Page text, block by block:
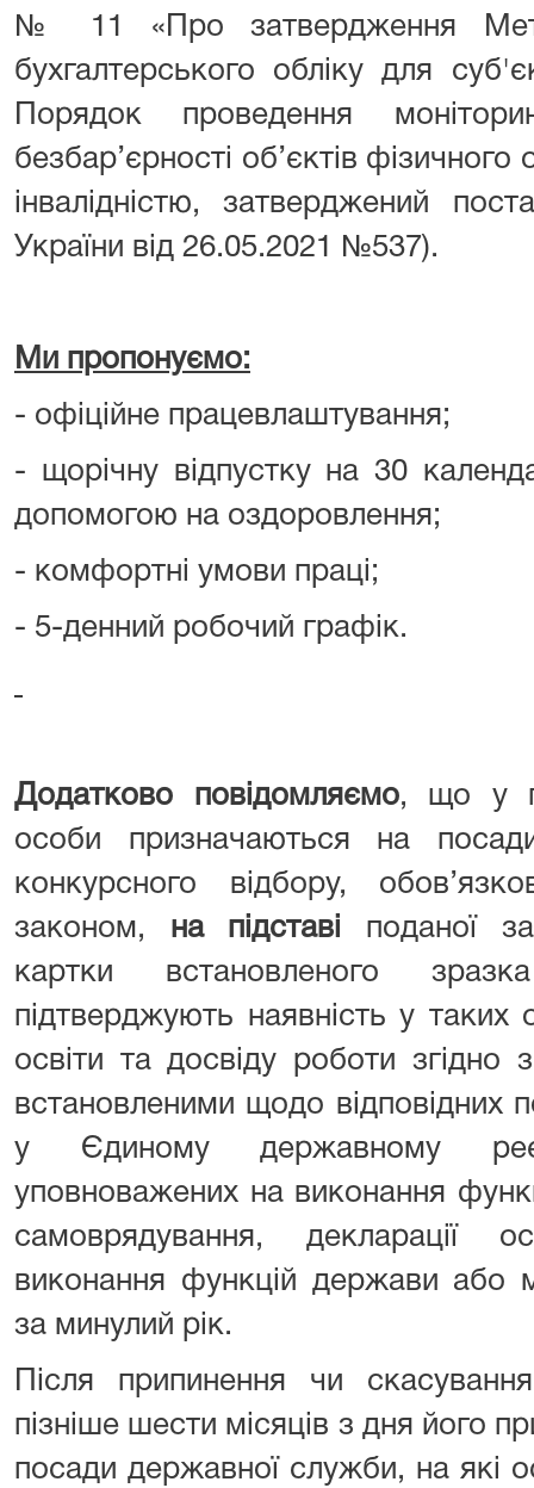
№ 11 «Про затвердження
бухгалтерського обліку для
Порядок проведення
безбар’єрності об’єктів
інвалідністю, затверджений
України від 26.05.2021 №537).
Ми пропонуємо:
- офіційне працевлаштування;
- щорічну відпустку на 30
допомогою на оздоровлення;
- комфортні умови праці;
- 5-денний робочий графік.
Додатково повідомляємо, що у
особи призначаються на
конкурсного відбору,
законом, на підставі поданої
картки встановленого
підтверджують наявність у таких
освіти та досвіду роботи згідно
встановленими щодо відповідних
у Єдиному державному
уповноважених на виконання
самоврядування, декларації
виконання функцій держави або
за минулий рік.
Після припинення чи
пізніше шести місяців з дня його
посади державної служби, на які